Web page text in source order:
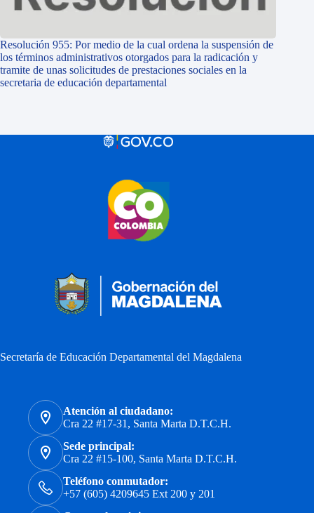
Resolución 955: Por medio de la cual ordena la suspensión de
los términos administrativos otorgados para la radicación y
tramite de unas solicitudes de prestaciones sociales en la
secretaria de educación departamental
Secretaría de Educación Departamental del Magdalena
Atención al ciudadano:
Cra 22 #17-31, Santa Marta D.T.C.H.
Sede principal:
Cra 22 #15-100, Santa Marta D.T.C.H.
Teléfono conmutador:
+57 (605) 4209645 Ext 200 y 201